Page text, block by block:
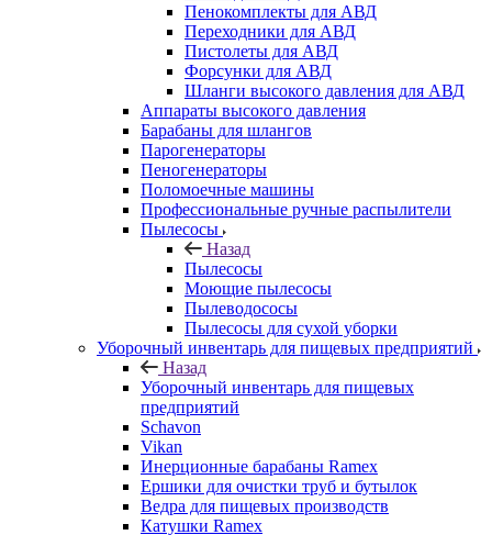
Пенокомплекты для АВД
Переходники для АВД
Пистолеты для АВД
Форсунки для АВД
Шланги высокого давления для АВД
Аппараты высокого давления
Барабаны для шлангов
Парогенераторы
Пеногенераторы
Поломоечные машины
Профессиональные ручные распылители
Пылесосы
Назад
Пылесосы
Моющие пылесосы
Пылеводососы
Пылесосы для сухой уборки
Уборочный инвентарь для пищевых предприятий
Назад
Уборочный инвентарь для пищевых
предприятий
Schavon
Vikan
Инерционные барабаны Ramex
Ершики для очистки труб и бутылок
Ведра для пищевых производств
Катушки Ramex